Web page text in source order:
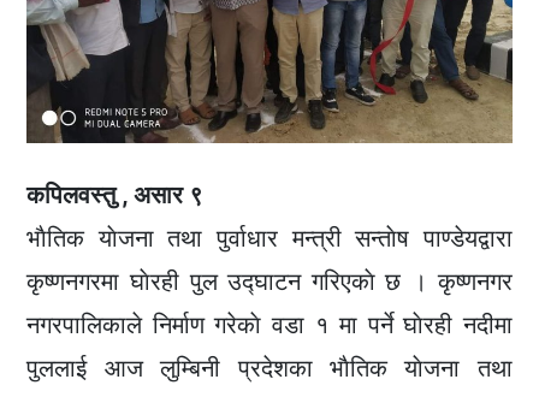
कपिलवस्तु , असार ९
भाैतिक याेजना तथा पुर्वाधार मन्त्री सन्ताेष पाण्डेयद्वारा
कृष्णनगरमा घाेरही पुल उद्घाटन गरिएकाे छ । कृष्णनगर
नगरपालिकाले निर्माण गरेकाे वडा १ मा पर्ने घाेरही नदीमा
पुललाई आज लुम्बिनी प्रदेशका भाैतिक याेजना तथा